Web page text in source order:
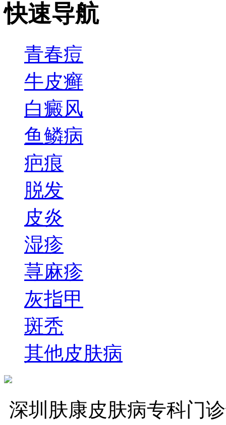
快速导航
青春痘
牛皮癣
白癜风
鱼鳞病
疤痕
脱发
皮炎
湿疹
荨麻疹
灰指甲
斑秃
其他皮肤病
深圳肤康皮肤病专科门